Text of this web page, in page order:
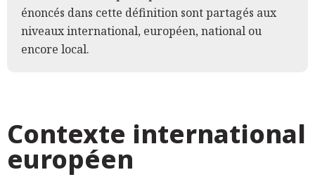
énoncés dans cette définition sont partagés aux
niveaux international, européen, national ou
encore local.
Contexte international
européen